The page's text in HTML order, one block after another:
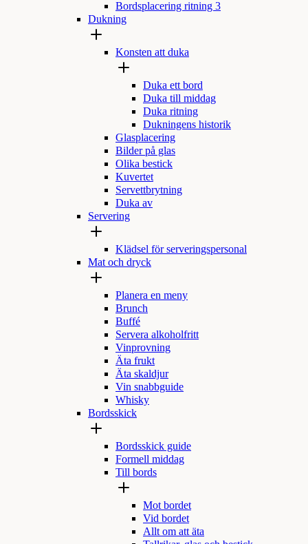
Bordsplacering ritning 3
Dukning
Konsten att duka
Duka ett bord
Duka till middag
Duka ritning
Dukningens historik
Glasplacering
Bilder på glas
Olika bestick
Kuvertet
Servettbrytning
Duka av
Servering
Klädsel för serveringspersonal
Mat och dryck
Planera en meny
Brunch
Buffé
Servera alkoholfritt
Vinprovning
Äta frukt
Äta skaldjur
Vin snabbguide
Whisky
Bordsskick
Bordsskick guide
Formell middag
Till bords
Mot bordet
Vid bordet
Allt om att äta